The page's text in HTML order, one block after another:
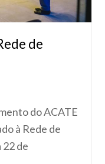
de
do ACATE
à Rede de
de